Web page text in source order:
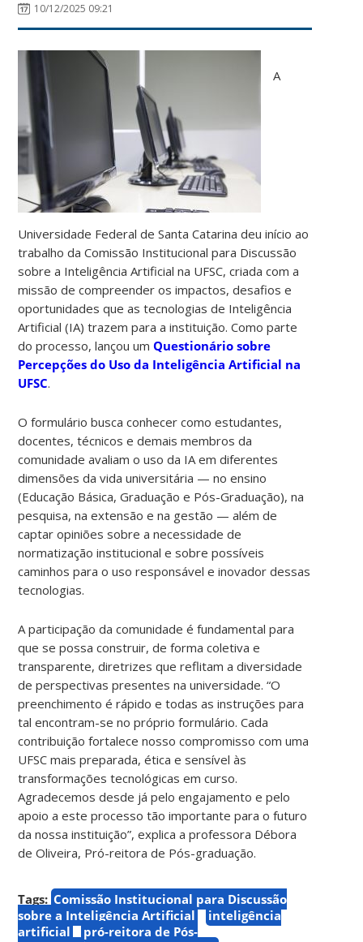
10/12/2025 09:21
A
Universidade Federal de Santa Catarina deu início ao
trabalho da Comissão Institucional para Discussão
sobre a Inteligência Artificial na UFSC, criada com a
missão de compreender os impactos, desafios e
oportunidades que as tecnologias de Inteligência
Artificial (IA) trazem para a instituição. Como parte
do processo, lançou um Questionário sobre
Percepções do Uso da Inteligência Artificial na
UFSC.
O formulário busca conhecer como estudantes,
docentes, técnicos e demais membros da
comunidade avaliam o uso da IA em diferentes
dimensões da vida universitária — no ensino
(Educação Básica, Graduação e Pós-Graduação), na
pesquisa, na extensão e na gestão — além de
captar opiniões sobre a necessidade de
normatização institucional e sobre possíveis
caminhos para o uso responsável e inovador dessas
tecnologias.
A participação da comunidade é fundamental para
que se possa construir, de forma coletiva e
transparente, diretrizes que reflitam a diversidade
de perspectivas presentes na universidade. “O
preenchimento é rápido e todas as instruções para
tal encontram-se no próprio formulário. Cada
contribuição fortalece nosso compromisso com uma
UFSC mais preparada, ética e sensível às
transformações tecnológicas em curso.
Agradecemos desde já pelo engajamento e pelo
apoio a este processo tão importante para o futuro
da nossa instituição”, explica a professora Débora
de Oliveira, Pró-reitora de Pós-graduação.
Tags: Comissão Institucional para Discussão
sobre a Inteligência Artificial
inteligência
artificial
pró-reitora de Pós-